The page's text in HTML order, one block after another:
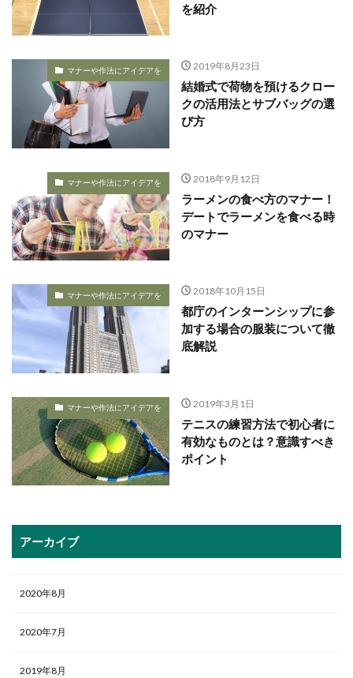
を紹介
マナーや作法にアイデアを 2019年8月23日
結婚式で荷物を預けるクロー
クの活用法とサブバッグの選
び方
マナーや作法にアイデアを 2018年9月12日
ラーメンの食べ方のマナー！
デートでラーメンを食べる時
のマナー
マナーや作法にアイデアを 2018年10月15日
都庁のインターンシップに参
加する場合の服装について徹
底解説
マナーや作法にアイデアを 2019年3月1日
テニスの練習方法で初心者に
有効なものとは？意識すべき
ポイント
アーカイブ
2020年8月
2020年7月
2019年8月